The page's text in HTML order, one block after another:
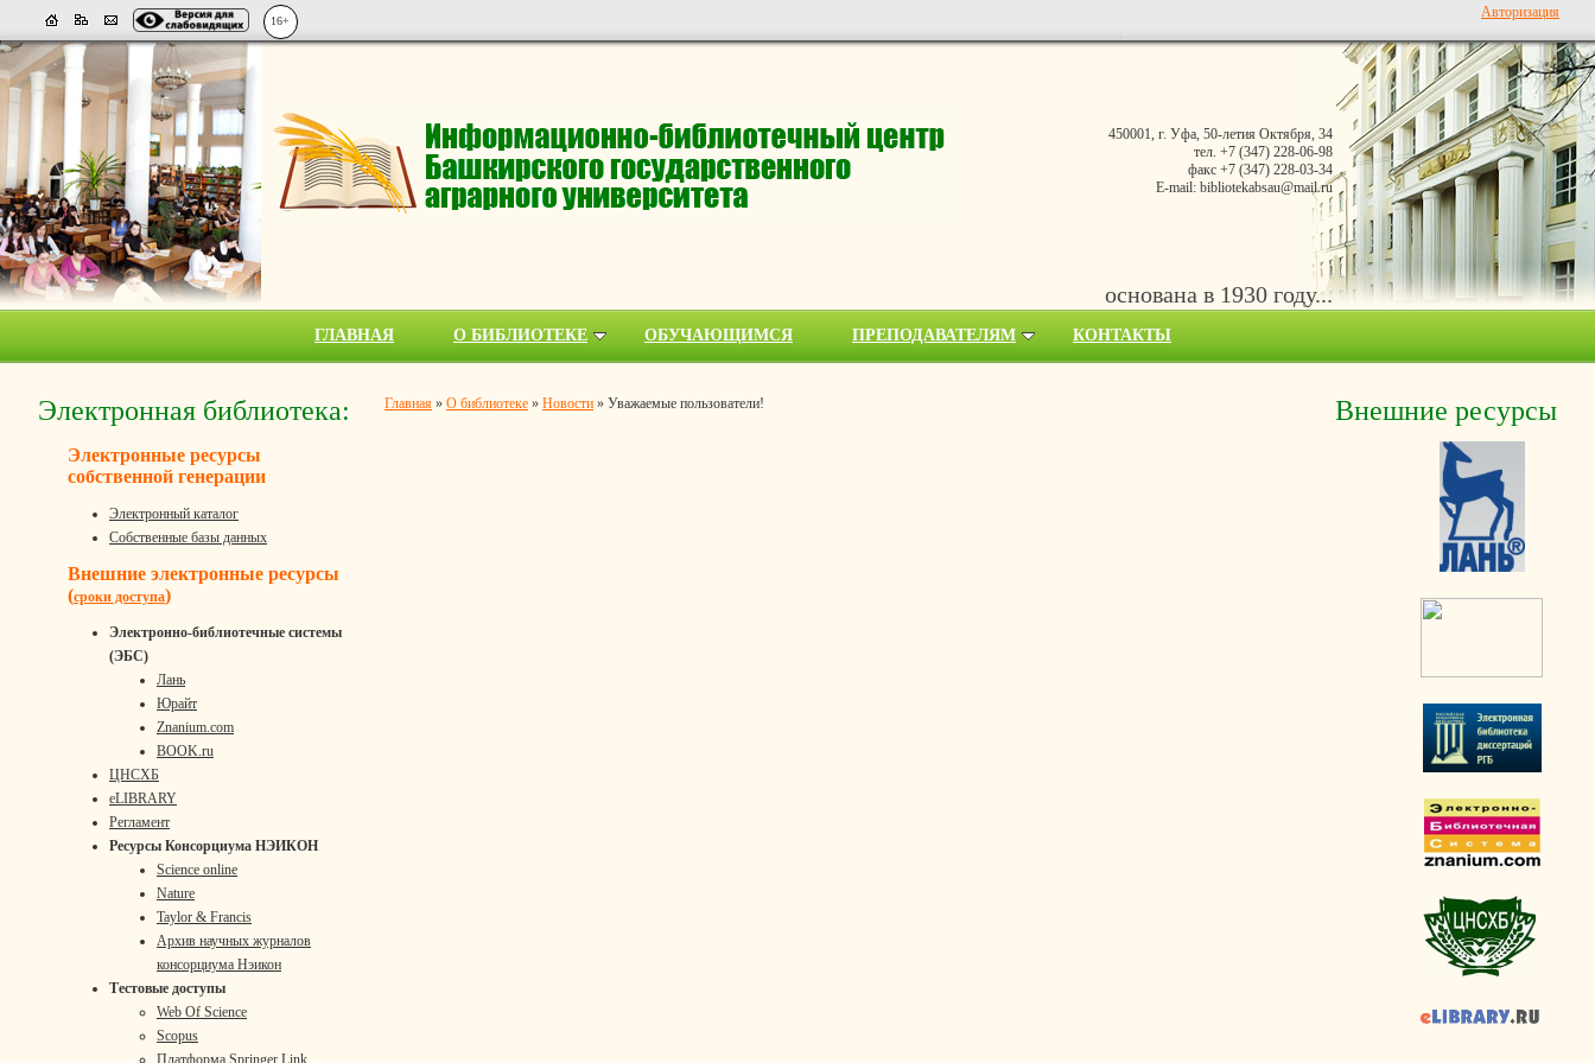
16+
Авторизация
450001, г. Уфа, 50-летия Октября, 34
тел. +7 (347) 228-06-98
факс +7 (347) 228-03-34
E-mail: bibliotekabsau@mail.ru
основана в 1930 году...
ГЛАВНАЯ О БИБЛИОТЕКЕ ОБУЧАЮЩИМСЯ ПРЕПОДАВАТЕЛЯМ КОНТАКТЫ
Электронная библиотека:
Электронные ресурсы
собственной генерации
Электронный каталог
Собственные базы данных
Внешние электронные ресурсы
(сроки доступа)
Электронно-библиотечные системы
(ЭБС)
Лань
Юрайт
Znanium.com
BOOK.ru
ЦНСХБ
eLIBRARY
Регламент
Ресурсы Консорциума НЭИКОН
Science online
Nature
Taylor & Francis
Архив научных журналов
консорциума Нэикон
Тестовые доступы
Web Of Science
Scopus
Платформа Springer Link
Главная » О библиотеке » Новости » Уважаемые пользователи! Внешние ресурсы